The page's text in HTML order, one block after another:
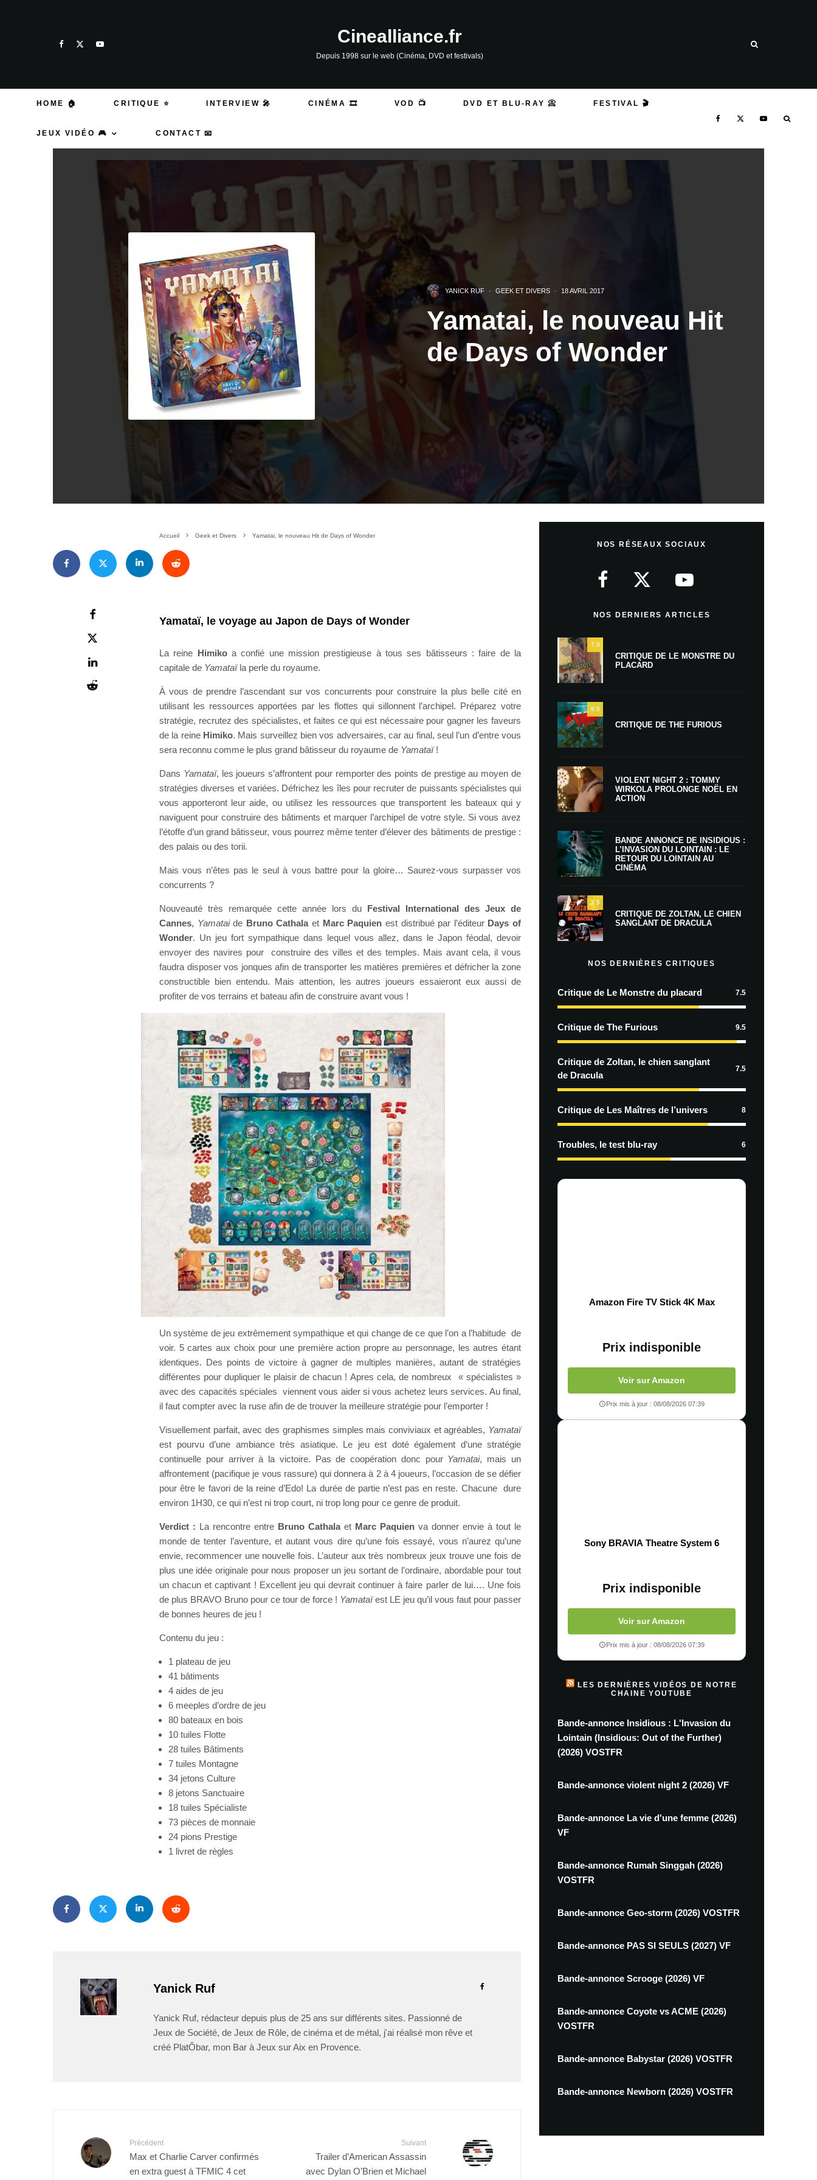
Cinealliance.fr
Depuis 1998 sur le web (Cinéma, DVD et festivals)
HOME 🏠 CRITIQUE ⭐ INTERVIEW 🎤 CINÉMA 🎞️ VOD 📺 DVD ET BLU-RAY 📀 FESTIVAL 🎬
JEUX VIDÉO 🎮 CONTACT 📧
YANICK RUF · GEEK ET DIVERS · 18 AVRIL 2017
Yamatai, le nouveau Hit
de Days of Wonder
Accueil Geek et Divers Yamatai, le nouveau Hit de Days of Wonder
Yamataï, le voyage au Japon de Days of Wonder
La reine Himikoa confié une mission prestigieuse à tous ses bâtisseurs : faire de la
capitale de Yamataïla perle du royaume.
À vous de prendre l’ascendant sur vos concurrents pour construire la plus belle cité en
utilisant les ressources apportées par les flottes qui sillonnent l’archipel. Préparez votre
stratégie, recrutez des spécialistes, et faites ce qui est nécessaire pour gagner les faveurs
de la reine Himiko. Mais surveillez bien vos adversaires, car au final, seul l’un d’entre vous
sera reconnu comme le plus grand bâtisseur du royaume de Yamataï!
Dans Yamataï, les joueurs s’affrontent pour remporter des points de prestige au moyen de
stratégies diverses et variées. Défrichez les îles pour recruter de puissants spécialistes qui
vous apporteront leur aide, ou utilisez les ressources que transportent les bateaux qui y
naviguent pour construire des bâtiments et marquer l’archipel de votre style. Si vous avez
l’étoffe d’un grand bâtisseur, vous pourrez même tenter d’élever des bâtiments de prestige :
des palais ou des torii.
Mais vous n’êtes pas le seul à vous battre pour la gloire… Saurez-vous surpasser vos
concurrents ?
Nouveauté très remarquée cette année lors du Festival International des Jeux de
Cannes, Yamataide Bruno Cathalaet Marc Paquien est distribué par l’éditeur Days of
Wonder. Un jeu fort sympathique dans lequel vous allez, dans le Japon féodal, devoir
envoyer des navires pour construire des villes et des temples. Mais avant cela, il vous
faudra disposer vos jonques afin de transporter les matières premières et défricher la zone
constructible bien entendu. Mais attention, les autres joueurs essaieront eux aussi de
profiter de vos terrains et bateau afin de construire avant vous !
Un système de jeu extrêmement sympathique et qui change de ce que l’on a l’habitude de
voir. 5 cartes aux choix pour une première action propre au personnage, les autres étant
identiques. Des points de victoire à gagner de multiples manières, autant de stratégies
différentes pour dupliquer le plaisir de chacun ! Apres cela, de nombreux « spécialistes »
avec des capacités spéciales viennent vous aider si vous achetez leurs services. Au final,
il faut compter avec la ruse afin de de trouver la meilleure stratégie pour l’emporter !
Visuellement parfait, avec des graphismes simples mais conviviaux et agréables, Yamataï
est pourvu d’une ambiance très asiatique. Le jeu est doté également d’une stratégie
continuelle pour arriver à la victoire. Pas de coopération donc pour Yamatai, mais un
affrontement (pacifique je vous rassure) qui donnera à 2 à 4 joueurs, l’occasion de se défier
pour être le favori de la reine d’Edo! La durée de partie n’est pas en reste. Chacune dure
environ 1H30, ce qui n’est ni trop court, ni trop long pour ce genre de produit.
Verdict : La rencontre entre Bruno Cathalaet Marc Paquien va donner envie à tout le
monde de tenter l’aventure, et autant vous dire qu’une fois essayé, vous n’aurez qu’une
envie, recommencer une nouvelle fois. L’auteur aux très nombreux jeux trouve une fois de
plus une idée originale pour nous proposer un jeu sortant de l’ordinaire, abordable pour tout
un chacun et captivant ! Excellent jeu qui devrait continuer à faire parler de lui…. Une fois
de plus BRAVO Bruno pour ce tour de force ! Yamataïest LE jeu qu’il vous faut pour passer
de bonnes heures de jeu !
Contenu du jeu :
1 plateau de jeu
41 bâtiments
4 aides de jeu
6 meeples d’ordre de jeu
80 bateaux en bois
10 tuiles Flotte
28 tuiles Bâtiments
7 tuiles Montagne
34 jetons Culture
8 jetons Sanctuaire
18 tuiles Spécialiste
73 pièces de monnaie
24 pions Prestige
1 livret de règles
Yanick Ruf
Yanick Ruf, rédacteur depuis plus de 25 ans sur différents sites. Passionné de
Jeux de Société, de Jeux de Rôle, de cinéma et de métal, j'ai réalisé mon rêve et
créé PlatÔbar, mon Bar à Jeux sur Aix en Provence.
Précédent
Max et Charlie Carver confirmés
en extra guest à TFMIC 4 cet
Suivant
Trailer d’American Assassin
avec Dylan O’Brien et Michael
NOS RÉSEAUX SOCIAUX
NOS DERNIERS ARTICLES
7.5
CRITIQUE DE LE MONSTRE DU
PLACARD
9.5
CRITIQUE DE THE FURIOUS
VIOLENT NIGHT 2 : TOMMY
WIRKOLA PROLONGE NOËL EN
ACTION
BANDE ANNONCE DE INSIDIOUS :
L’INVASION DU LOINTAIN : LE
RETOUR DU LOINTAIN AU
CINÉMA
7.5
CRITIQUE DE ZOLTAN, LE CHIEN
SANGLANT DE DRACULA
NOS DERNIÈRES CRITIQUES
Critique de Le Monstre du placard 7.5
Critique de The Furious 9.5
Critique de Zoltan, le chien sanglant
de Dracula
7.5
Critique de Les Maîtres de l’univers 8
Troubles, le test blu-ray 6
Amazon Fire TV Stick 4K Max
Prix indisponible
Voir sur Amazon
Prix mis à jour : 08/08/2026 07:39
Sony BRAVIA Theatre System 6
Prix indisponible
Voir sur Amazon
Prix mis à jour : 08/08/2026 07:39
LES DERNIÈRES VIDÉOS DE NOTRE
CHAINE YOUTUBE
Bande-annonce Insidious : L'Invasion du
Lointain (Insidious: Out of the Further)
(2026) VOSTFR
Bande-annonce violent night 2 (2026) VF
Bande-annonce La vie d'une femme (2026)
VF
Bande-annonce Rumah Singgah (2026)
VOSTFR
Bande-annonce Geo-storm (2026) VOSTFR
Bande-annonce PAS SI SEULS (2027) VF
Bande-annonce Scrooge (2026) VF
Bande-annonce Coyote vs ACME (2026)
VOSTFR
Bande-annonce Babystar (2026) VOSTFR
Bande-annonce Newborn (2026) VOSTFR